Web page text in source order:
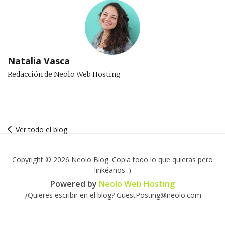
Natalia Vasca
Redacción de Neolo Web Hosting
Ver todo el blog
Copyright © 2026 Neolo Blog. Copia todo lo que quieras pero
linkéanos :)
Powered by Neolo Web Hosting
¿Quieres escribir en el blog? GuestPosting@neolo.com